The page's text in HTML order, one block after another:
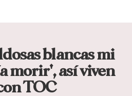
blancas mi
morir', así viven
TOC